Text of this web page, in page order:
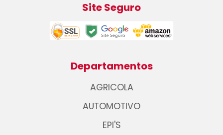
Site Seguro
Departamentos
AGRICOLA
AUTOMOTIVO
EPI'S